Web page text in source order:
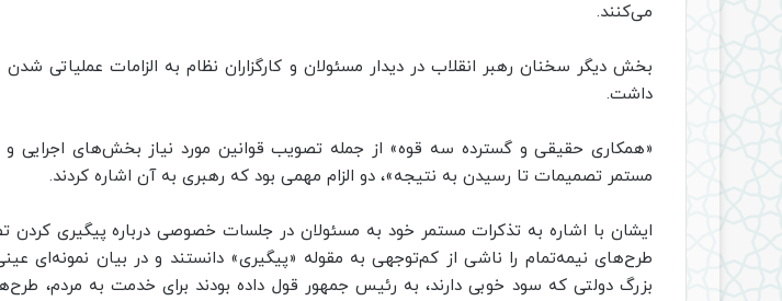
می‌کنند.
بخش دیگر سخنان رهبر انقلاب در دیدار مسئولان و کارگزاران نظام به الزامات عملیاتی
داشت.
«همکاری حقیقی و گسترده سه قوه» از جمله تصویب قوانین مورد نیاز بخش‌های اجرایی
مستمر تصمیمات تا رسیدن به نتیجه»، دو الزام مهمی بود که رهبری به آن اشاره کردند.
ایشان با اشاره به تذکرات مستمر خود به مسئولان در جلسات خصوصی درباره پیگیری کردن
طرح‌های نیمه‌تمام را ناشی از کم‌توجهی به مقوله «پیگیری» دانستند و در بیان نمونه‌ای
بزرگ دولتی که سود خوبی دارند، به رئیس جمهور قول داده بودند برای خدمت به مردم،